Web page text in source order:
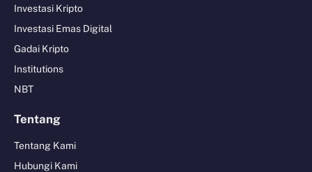
Investasi Kripto
Investasi Emas Digital
Gadai Kripto
Institutions
NBT
Tentang
Tentang Kami
Hubungi Kami